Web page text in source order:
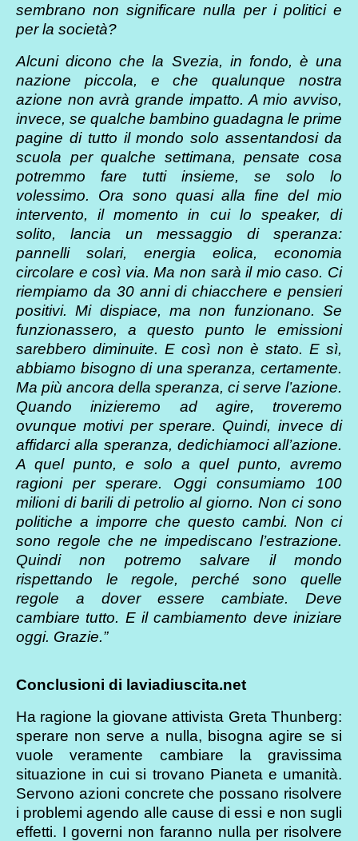
sembrano non significare nulla per i politici e
per la società?
Alcuni dicono che la Svezia, in fondo, è una
nazione piccola, e che qualunque nostra
azione non avrà grande impatto. A mio avviso,
invece, se qualche bambino guadagna le prime
pagine di tutto il mondo solo assentandosi da
scuola per qualche settimana, pensate cosa
potremmo fare tutti insieme, se solo lo
volessimo. Ora sono quasi alla fine del mio
intervento, il momento in cui lo speaker, di
solito, lancia un messaggio di speranza:
pannelli solari, energia eolica, economia
circolare e così via. Ma non sarà il mio caso. Ci
riempiamo da 30 anni di chiacchere e pensieri
positivi. Mi dispiace, ma non funzionano. Se
funzionassero, a questo punto le emissioni
sarebbero diminuite. E così non è stato. E sì,
abbiamo bisogno di una speranza, certamente.
Ma più ancora della speranza, ci serve l’azione.
Quando inizieremo ad agire, troveremo
ovunque motivi per sperare. Quindi, invece di
affidarci alla speranza, dedichiamoci all’azione.
A quel punto, e solo a quel punto, avremo
ragioni per sperare. Oggi consumiamo 100
milioni di barili di petrolio al giorno. Non ci sono
politiche a imporre che questo cambi. Non ci
sono regole che ne impediscano l’estrazione.
Quindi non potremo salvare il mondo
rispettando le regole, perché sono quelle
regole a dover essere cambiate. Deve
cambiare tutto. E il cambiamento deve iniziare
oggi. Grazie.”
Conclusioni di laviadiuscita.net
Ha ragione la giovane attivista Greta Thunberg:
sperare non serve a nulla, bisogna agire se si
vuole veramente cambiare la gravissima
situazione in cui si trovano Pianeta e umanità.
Servono azioni concrete che possano risolvere
i problemi agendo alle cause di essi e non sugli
effetti. I governi non faranno nulla per risolvere